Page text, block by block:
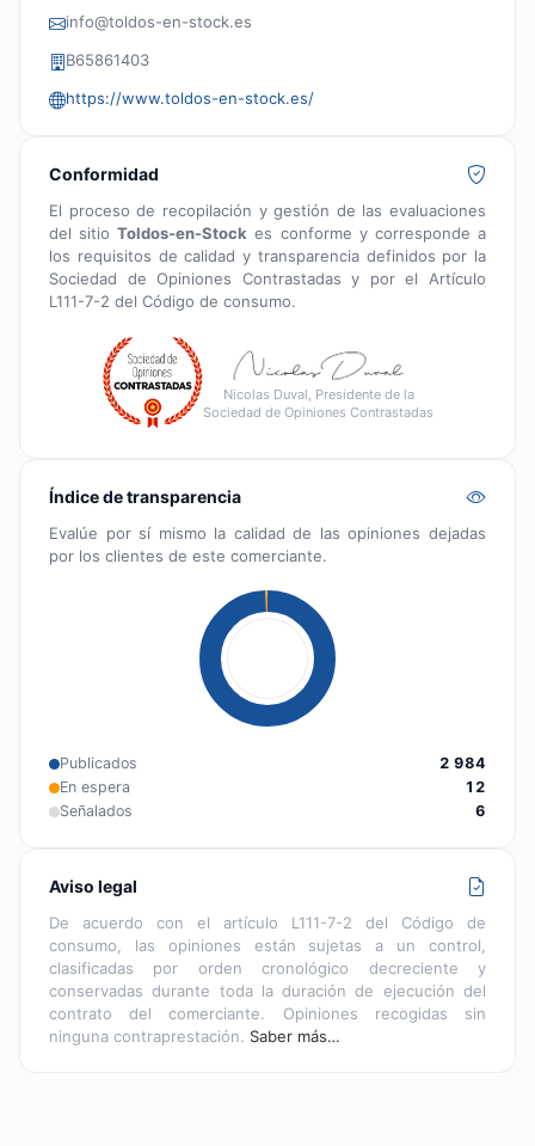
info@toldos-en-stock.es
B65861403
https://www.toldos-en-stock.es/
Conformidad
El proceso de recopilación y gestión de las evaluaciones
del sitioToldos-en-Stock es conforme y corresponde a
los requisitos de calidad y transparencia definidos por la
Sociedad de Opiniones Contrastadas y por el Artículo
L111-7-2 del Código de consumo.
Nicolas Duval, Presidente de la
Sociedad de Opiniones Contrastadas
Índice de transparencia
Evalúe por sí mismo la calidad de las opiniones dejadas
por los clientes de este comerciante.
Publicados
2 984
En espera
12
Señalados
6
Aviso legal
De acuerdo con el artículo L111-7-2 del Código de
consumo, las opiniones están sujetas a un control,
clasificadas por orden cronológico decreciente y
conservadas durante toda la duración de ejecución del
contrato del comerciante. Opiniones recogidas sin
ninguna contraprestación. Saber más…